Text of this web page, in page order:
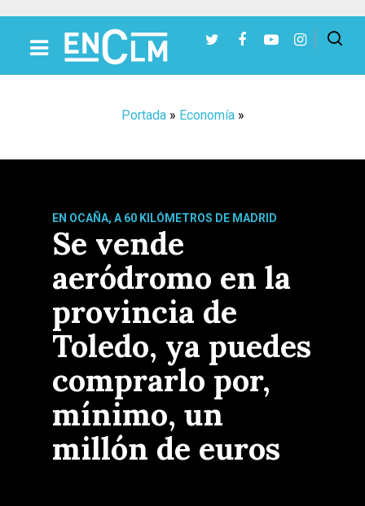
Portada» Economía»
EN OCAÑA, A 60 KILÓMETROS DE MADRID
Se vende
aeródromo en la
provincia de
Toledo, ya puedes
comprarlo por,
mínimo, un
millón de euros